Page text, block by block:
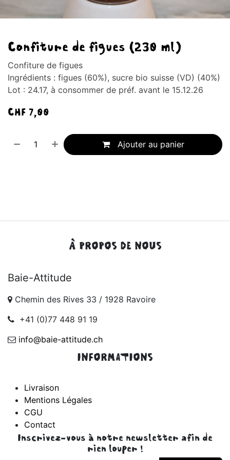
Confiture de figues (230 ml)
Confiture de figues
Ingrédients : figues (60%), sucre bio suisse (VD) (40%)
Lot : 24.17, à consommer de préf. avant le 15.12.26
CHF 7,00
Ajouter au panier
À PROPOS DE NOUS
Baie-Attitude
Chemin des Rives 33 / 1928 Ravoire
+41 (0)77 448 91 19
info@baie-attitude.ch
INFORMATIONS
Livraison
Mentions Légales
CGU
Contact
Inscrivez-vous à notre newsletter afin de
rien louper !